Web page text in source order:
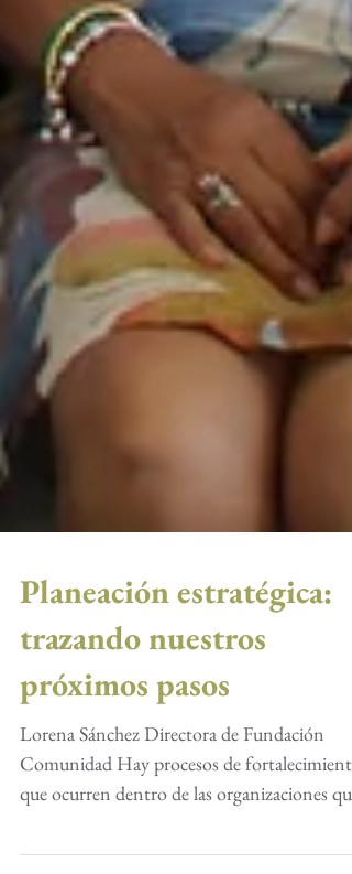
Planeación estratégica:
trazando nuestros
próximos pasos
Comunidad Hay procesos de fortalecimiento